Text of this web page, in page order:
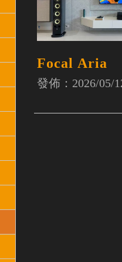
Focal Aria
發佈：2026/05/